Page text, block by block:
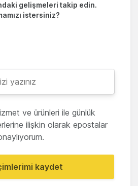
gelişmeleri takip edin.
istersiniz?
ve ürünleri ile günlük
ilişkin olarak epostalar
kaydet